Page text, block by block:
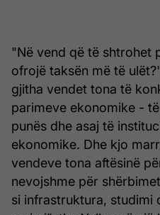
"Në vend që të shtrohet
ofrojë taksën më të
gjitha vendet tona të
parimeve ekonomike -
punës dhe asaj të
ekonomike. Dhe kjo
vendeve tona aftësinë
nevojshme për
si infrastruktura, studimi